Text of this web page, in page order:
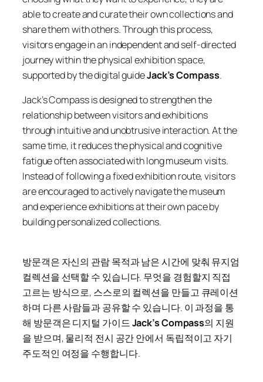
able to create and curate their own collections and
share them with others. Through this process,
visitors engage in an independent and self-directed
journey within the physical exhibition space,
supported by the digital guideJack’s Compass.
Jack’s Compass is designed to strengthen the
relationship between visitors and exhibitions
through intuitive and unobtrusive interaction. At the
same time, it reduces the physical and cognitive
fatigue often associated with long museum visits.
Instead of following a fixed exhibition route, visitors
are encouraged to actively navigate the museum
and experience exhibitions at their own pace by
building personalized collections.
방문객은 자신의 관람 목적과 남은 시간에 맞춰 뮤지엄
컬렉션을 선택할 수 있습니다. 무엇을 경험할지 직접
고르는 방식으로, 스스로의 컬렉션을 만들고 큐레이션
하며 다른 사람들과 공유할 수 있습니다. 이 과정을 통
해 방문객은 디지털 가이드Jack’s Compass의 지원
을 받으며, 물리적 전시 공간 안에서 독립적이고 자기
주도적인 여정을 수행합니다.